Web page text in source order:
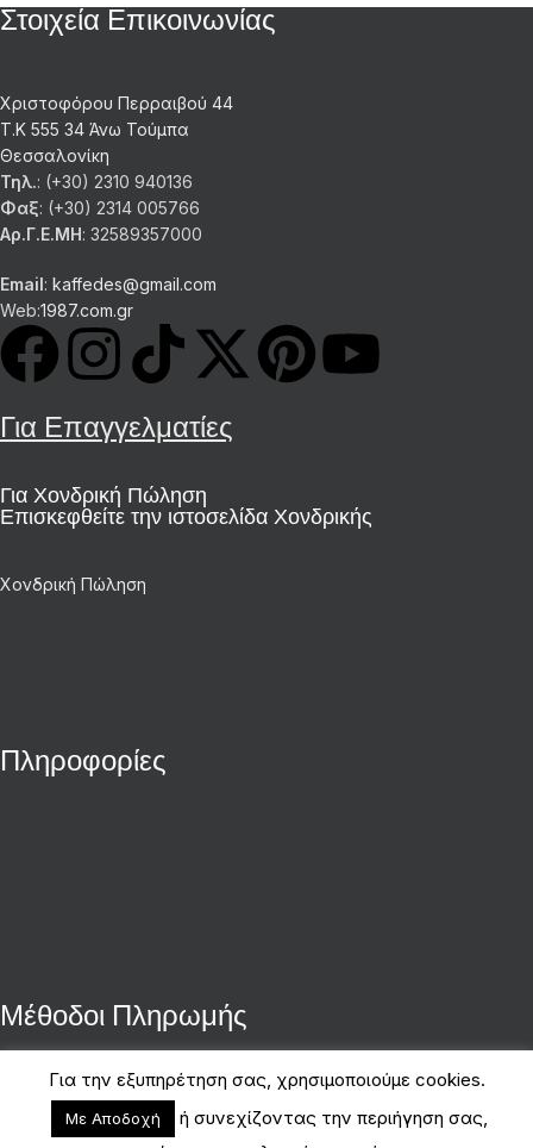
Στοιχεία Επικοινωνίας
Χριστοφόρου Περραιβού 44
Τ.Κ 555 34 Άνω Τούμπα
Θεσσαλονίκη
Τηλ.: (+30) 2310 940136
Φαξ: (+30) 2314 005766
Αρ.Γ.Ε.ΜΗ: 32589357000
Email: kaffedes@gmail.com
Web:1987.com.gr
Για Επαγγελματίες
Για Χονδρική Πώληση
Επισκεφθείτε την ιστοσελίδα Χονδρικής
Χονδρική Πώληση
Πληροφορίες
Μέθοδοι Πληρωμής
Για την εξυπηρέτηση σας, χρησιμοποιούμε cookies.
Με Αποδοχή
ή συνεχίζοντας την περιήγηση σας,